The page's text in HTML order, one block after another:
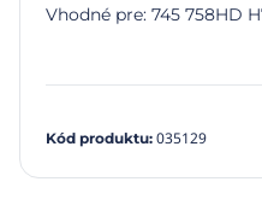
Vhodné pre: 745 758HD
Kód produktu: 035129